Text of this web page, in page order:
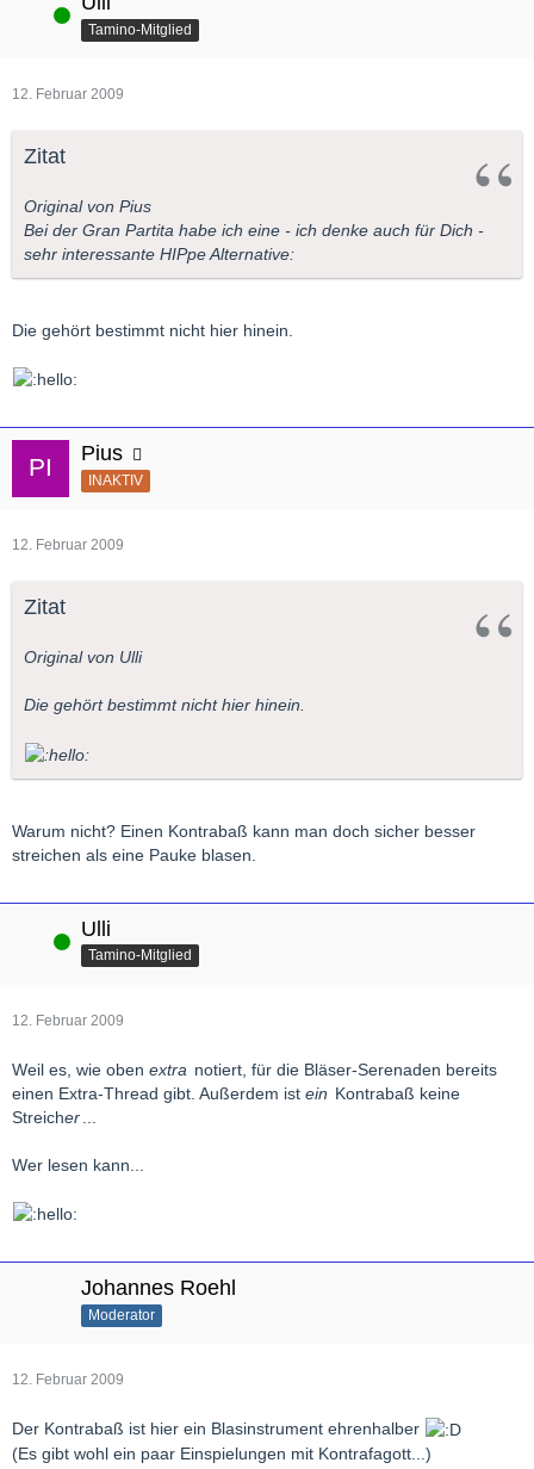
Online
Tamino-Mitglied
12. Februar 2009
Zitat
Original von Pius
Bei der Gran Partita habe ich eine - ich denke auch für Dich -
sehr interessante HIPpe Alternative:
Die gehört bestimmt nicht hier hinein.
Pius
INAKTIV
12. Februar 2009
Zitat
Original von Ulli
Die gehört bestimmt nicht hier hinein.
Warum nicht? Einen Kontrabaß kann man doch sicher besser
streichen als eine Pauke blasen.
Online Ulli
Tamino-Mitglied
12. Februar 2009
Weil es, wie oben extra notiert, für die Bläser-Serenaden bereits
einen Extra-Thread gibt. Außerdem ist ein Kontrabaß keine
Streicher
Wer lesen kann...
Johannes Roehl
Moderator
12. Februar 2009
Der Kontrabaß ist hier ein Blasinstrument ehrenhalber
(Es gibt wohl ein paar Einspielungen mit Kontrafagott...)